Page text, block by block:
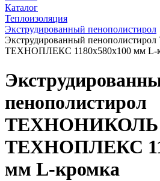
Каталог
Теплоизоляция
Экструдированный пенополистирол
Экструдированный
ТЕХНОПЛЕКС 1180х580х100 мм L-
пенополистирол
ТЕХНОНИКОЛЬ
ТЕХНОПЛЕКС
мм L-кромка